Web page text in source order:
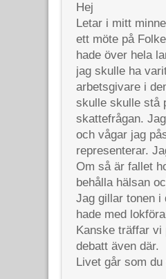
Hej
Letar i mitt
ett möte på
hade över hela
jag skulle ha
arbetsgivare i
skulle skulle stå
skattefrågan.
och vågar jag
representerar.
Om så är fallet
behålla hälsan
Jag gillar tonen i
hade med
Kanske träffar vi
debatt även där.
Livet går som